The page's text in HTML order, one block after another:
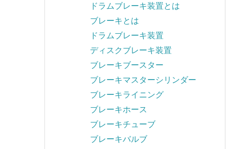
ドラムブレーキ装置とは
ブレーキとは
ドラムブレーキ装置
ディスクブレーキ装置
ブレーキブースター
ブレーキマスターシリンダー
ブレーキライニング
ブレーキホース
ブレーキチューブ
ブレーキバルブ